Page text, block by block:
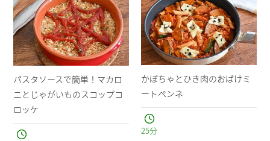
パスタソースで簡単！マカロ
ニとじゃがいものスコップコ
ロッケ
かぼちゃとひき肉のおばけミ
ートペンネ
25分